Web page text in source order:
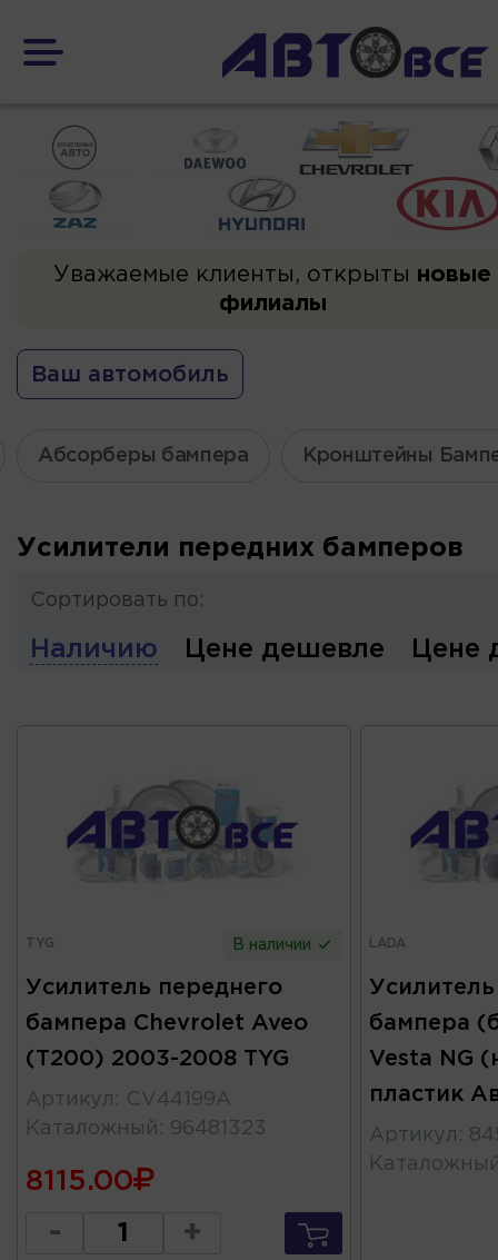
Уважаемые клиенты, открыты новые
филиалы
Ваш автомобиль
Абсорберы бампера Кронштейны
Усилители передних бамперов
Сортировать по:
Наличию Цене дешевле Цене
TYG В наличии
Усилитель переднего
бампера Chevrolet Aveo
(T200) 2003-2008 TYG
Артикул : CV44199A
Каталожный : 96481323
8115.00
- +
LADA
бампера
Vesta NG
пластик
Артикул :